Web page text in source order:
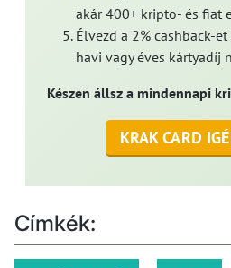
akár 400+ kripto- és fiat
Élvezd a 2% cashback-
havi vagy éves kártyadíj
Készen állsz a mindennapi
KRAK CARD
Címkék: